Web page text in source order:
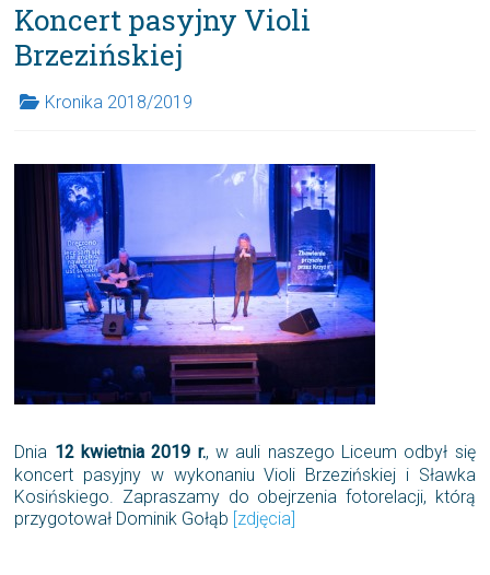
Koncert pasyjny Violi
Brzezińskiej
Kronika 2018/2019
Dnia 12 kwietnia 2019 r., w auli naszego Liceum odbył się
koncert pasyjny w wykonaniu Violi Brzezińskiej i Sławka
Kosińskiego. Zapraszamy do obejrzenia fotorelacji, którą
przygotował Dominik Gołąb [zdjęcia]